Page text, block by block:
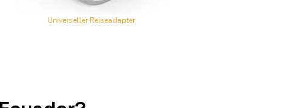
Universeller Reiseadapter